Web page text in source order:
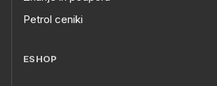
Petrol ceniki
ESHOP